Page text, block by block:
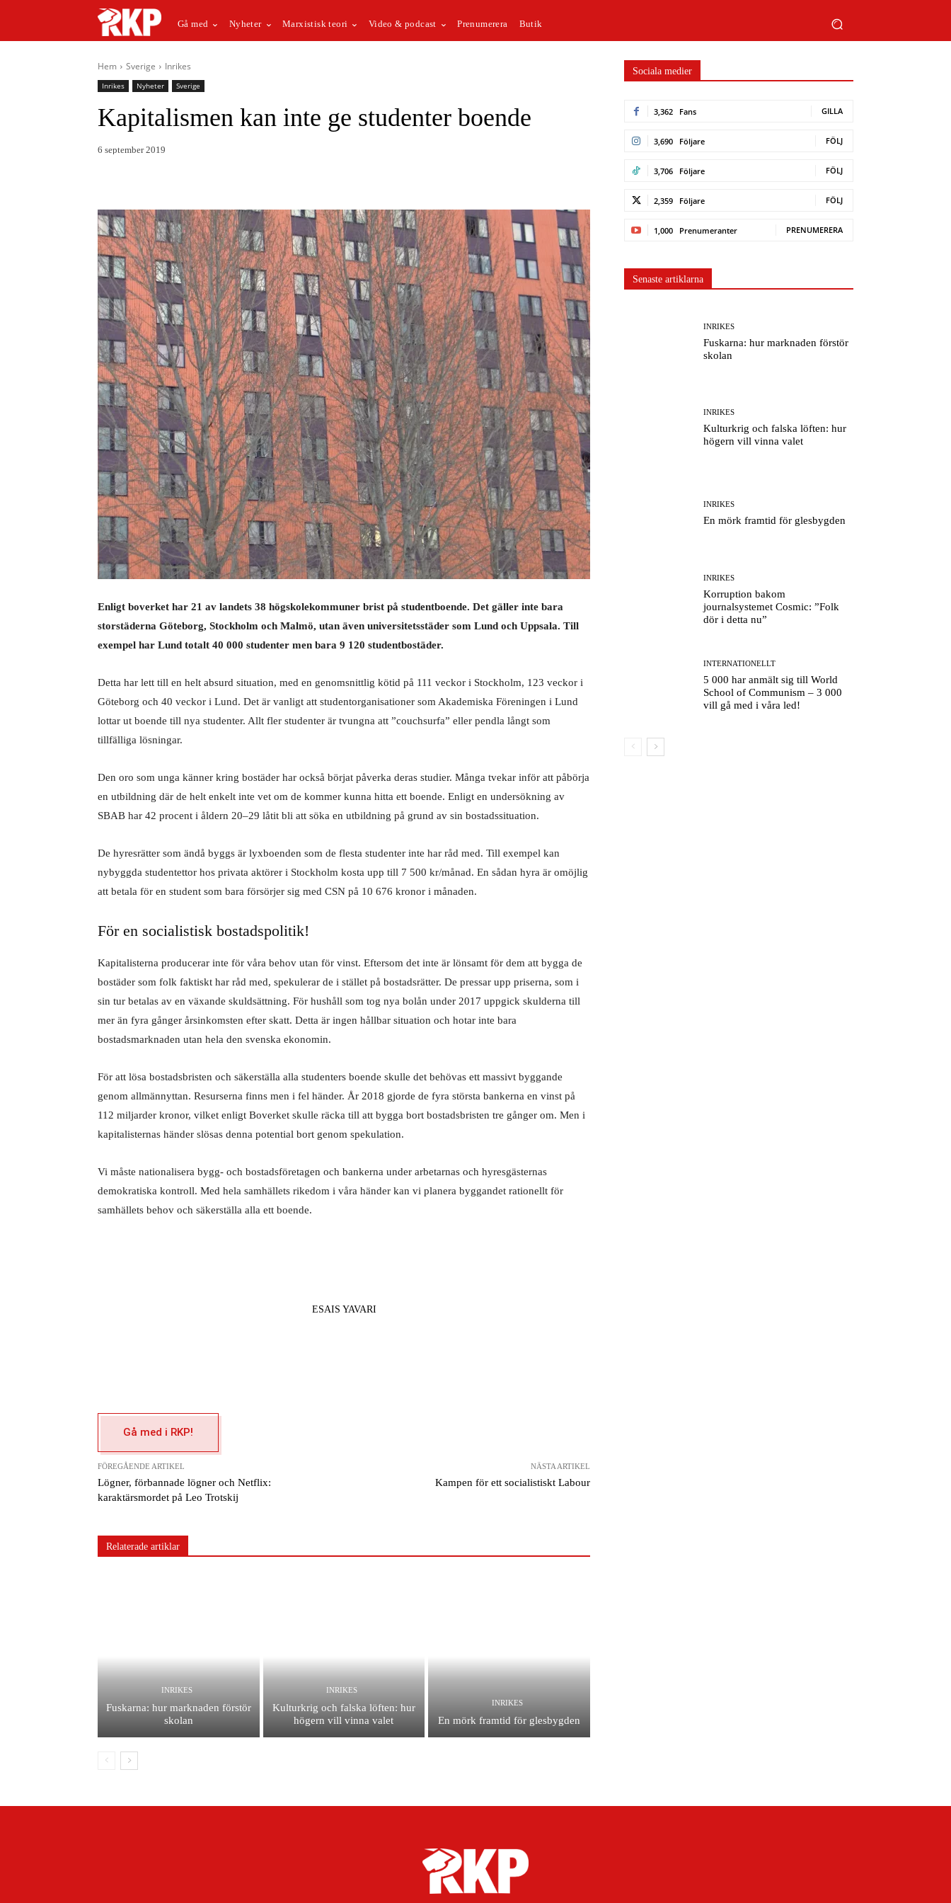
Gå med Nyheter Marxistisk teori Video & podcast Prenumerera Butik
Hem Sverige Inrikes
Inrikes Nyheter Sverige
Kapitalismen kan inte ge studenter boende
6 september 2019
Enligt boverket har 21 av landets 38 högskolekommuner brist på studentboende. Det gäller inte bara
storstäderna Göteborg, Stockholm och Malmö, utan även universitetsstäder som Lund och Uppsala. Till
exempel har Lund totalt 40 000 studenter men bara 9 120 studentbostäder.
Detta har lett till en helt absurd situation, med en genomsnittlig kötid på 111 veckor i Stockholm, 123 veckor i
Göteborg och 40 veckor i Lund. Det är vanligt att studentorganisationer som Akademiska Föreningen i Lund
lottar ut boende till nya studenter. Allt fler studenter är tvungna att ”couchsurfa” eller pendla långt som
tillfälliga lösningar.
Den oro som unga känner kring bostäder har också börjat påverka deras studier. Många tvekar inför att påbörja
en utbildning där de helt enkelt inte vet om de kommer kunna hitta ett boende. Enligt en undersökning av
SBAB har 42 procent i åldern 20–29 låtit bli att söka en utbildning på grund av sin bostadssituation.
De hyresrätter som ändå byggs är lyxboenden som de flesta studenter inte har råd med. Till exempel kan
nybyggda studentettor hos privata aktörer i Stockholm kosta upp till 7 500 kr/månad. En sådan hyra är omöjlig
att betala för en student som bara försörjer sig med CSN på 10 676 kronor i månaden.
För en socialistisk bostadspolitik!
Kapitalisterna producerar inte för våra behov utan för vinst. Eftersom det inte är lönsamt för dem att bygga de
bostäder som folk faktiskt har råd med, spekulerar de i stället på bostadsrätter. De pressar upp priserna, som i
sin tur betalas av en växande skuldsättning. För hushåll som tog nya bolån under 2017 uppgick skulderna till
mer än fyra gånger årsinkomsten efter skatt. Detta är ingen hållbar situation och hotar inte bara
bostadsmarknaden utan hela den svenska ekonomin.
För att lösa bostadsbristen och säkerställa alla studenters boende skulle det behövas ett massivt byggande
genom allmännyttan. Resurserna finns men i fel händer. År 2018 gjorde de fyra största bankerna en vinst på
112 miljarder kronor, vilket enligt Boverket skulle räcka till att bygga bort bostadsbristen tre gånger om. Men i
kapitalisternas händer slösas denna potential bort genom spekulation.
Vi måste nationalisera bygg- och bostadsföretagen och bankerna under arbetarnas och hyresgästernas
demokratiska kontroll. Med hela samhällets rikedom i våra händer kan vi planera byggandet rationellt för
samhällets behov och säkerställa alla ett boende.
ESAIS YAVARI
Gå med i RKP!
FÖREGÅENDE ARTIKEL
Lögner, förbannade lögner och Netflix:
karaktärsmordet på Leo Trotskij
NÄSTA ARTIKEL
Kampen för ett socialistiskt Labour
Relaterade artiklar
INRIKES
Fuskarna: hur marknaden förstör
skolan
INRIKES
Kulturkrig och falska löften: hur
högern vill vinna valet
INRIKES
En mörk framtid för glesbygden
Sociala medier
3,362 Fans GILLA
3,690 Följare FÖLJ
3,706 Följare FÖLJ
2,359 Följare FÖLJ
1,000 Prenumeranter PRENUMERERA
Senaste artiklarna
INRIKES
Fuskarna: hur marknaden förstör
skolan
INRIKES
Kulturkrig och falska löften: hur
högern vill vinna valet
INRIKES
En mörk framtid för glesbygden
INRIKES
Korruption bakom
journalsystemet Cosmic: ”Folk
dör i detta nu”
INTERNATIONELLT
5 000 har anmält sig till World
School of Communism – 3 000
vill gå med i våra led!